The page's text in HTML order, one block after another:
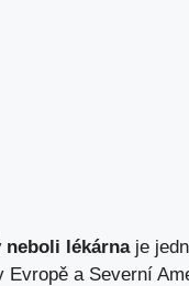
neboli lékárnaje
Evropě a Severní